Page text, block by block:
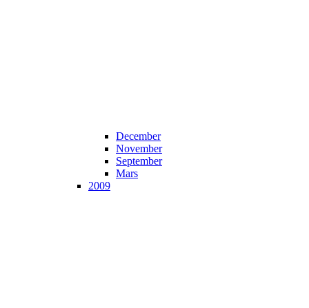
December
November
September
Mars
2009